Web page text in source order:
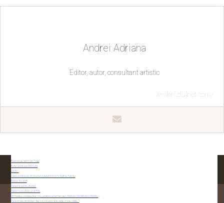
Andrei Adriana
Editor, autor, consultant artistic
andrei.clujnet.com/
Biserica de lemn din Frata
BUNĂ SARA LUI CRĂCIUN!
ANUNȚ
TÂRGUL PRODUS DE CLUJ LA SUMMER FEST CÂMPIA TURZII
EDIȚIA 15 / 2018
Pledorie pentru tradiție
TRADIȚII CLUJENE LA AITON
Orchestra cooptează un nou solist vocal remarcabil: AMALIA CODOREAN-CHINDRIȘ
„Pă vremea când eram fată, era o rușine să te vadă cineva că stai…”